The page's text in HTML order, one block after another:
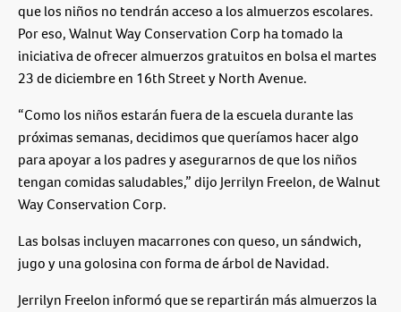
que los niños no tendrán acceso a los almuerzos escolares.
Por eso, Walnut Way Conservation Corp ha tomado la
iniciativa de ofrecer almuerzos gratuitos en bolsa el martes
23 de diciembre en 16th Street y North Avenue.
“Como los niños estarán fuera de la escuela durante las
próximas semanas, decidimos que queríamos hacer algo
para apoyar a los padres y asegurarnos de que los niños
tengan comidas saludables,” dijo Jerrilyn Freelon, de Walnut
Way Conservation Corp.
Las bolsas incluyen macarrones con queso, un sándwich,
jugo y una golosina con forma de árbol de Navidad.
Jerrilyn Freelon informó que se repartirán más almuerzos la